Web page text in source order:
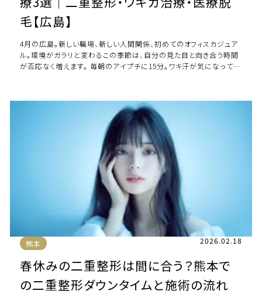
毛【広島】
4月の広島。新しい職場、新しい人間関係、初めてのオフィスカジュア
ル。環境がガラリと変わるこの季節は、自分の見た目と向き合う時間
が否応なく増えます。 毎朝のアイプチに15分。ワキ汗が気になって腕
熊本 2026.02.18
春休みの二重整形は間に合う？熊本で
の二重整形ダウンタイムと施術の流れ